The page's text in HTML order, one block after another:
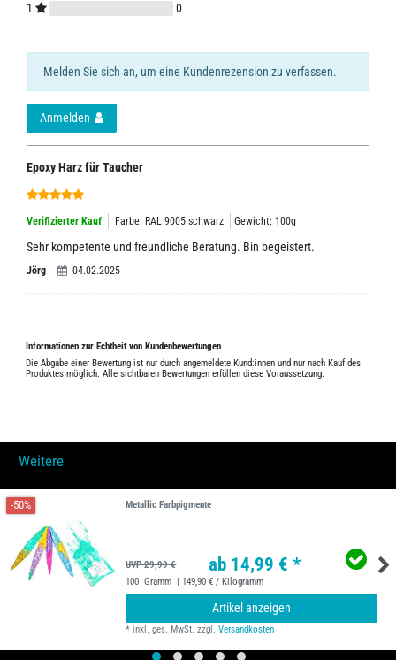
1 0
Melden Sie sich an, um eine Kundenrezension zu verfassen.
Anmelden
Epoxy Harz für Taucher
Verifizierter Kauf Farbe: RAL 9005 schwarz Gewicht: 100g
Sehr kompetente und freundliche Beratung. Bin begeistert.
Jörg 04.02.2025
Informationen zur Echtheit von Kundenbewertungen
Die Abgabe einer Bewertung ist nur durch angemeldete Kund:innen und nur nach Kauf des
Produktes möglich. Alle sichtbaren Bewertungen erfüllen diese Voraussetzung.
Weitere
-50% Metallic Farbpigmente
UVP 29,99 € ab 14,99 € *
100 Gramm | 149,90 € / Kilogramm
Artikel anzeigen
*inkl. ges. MwSt. zzgl.Versandkosten